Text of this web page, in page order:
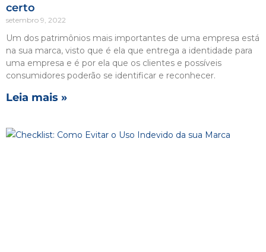
certo
setembro 9, 2022
Um dos patrimônios mais importantes de uma empresa está
na sua marca, visto que é ela que entrega a identidade para
uma empresa e é por ela que os clientes e possíveis
consumidores poderão se identificar e reconhecer.
Leia mais »